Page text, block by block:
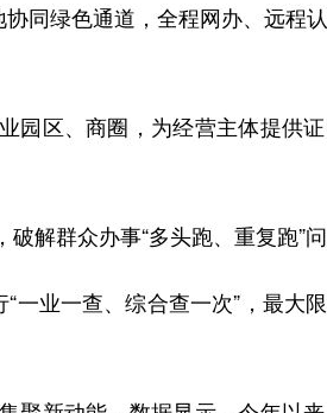
同绿色通道，全程网办、远程
区、商圈，为经营主体提供
群众办事“多头跑、重复跑”问
业一查、综合查一次”，最大